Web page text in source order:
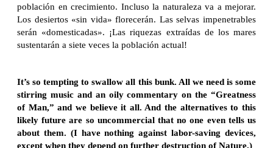
población en crecimiento. Incluso la naturaleza va a mejorar.
Los desiertos «sin vida» florecerán. Las selvas impenetrables
serán «domesticadas». ¡Las riquezas extraídas de los mares
sustentarán a siete veces la población actual!
It’s so tempting to swallow all this bunk. All we need is some
stirring music and an oily commentary on the “Greatness
of Man,” and we believe it all. And the alternatives to this
likely future are so uncommercial that no one even tells us
about them. (I have nothing against labor-saving devices,
except when they depend on further destruction of Nature.)